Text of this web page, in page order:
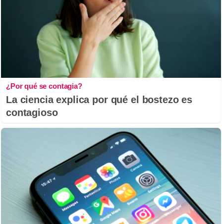
¿Por qué se contagia?
La ciencia explica por qué el bostezo es
contagioso